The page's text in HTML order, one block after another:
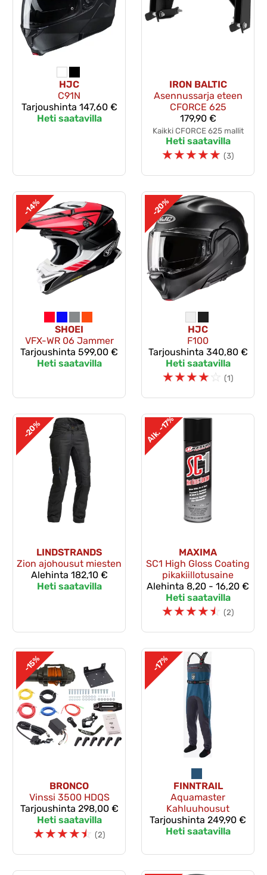
HJC
C91N
Tarjoushinta 147,60 €
Heti saatavilla
IRON BALTIC
Asennussarja eteen
CFORCE 625
179,90 €
Kaikki CFORCE 625 mallit
Heti saatavilla
☆☆☆☆☆ (3)
-14%
SHOEI
VFX-WR 06 Jammer
Tarjoushinta 599,00 €
Heti saatavilla
-20%
HJC
F100
Tarjoushinta 340,80 €
Heti saatavilla
☆☆☆☆☆ (1)
-20%
LINDSTRANDS
Zion ajohousut miesten
Alehinta 182,10 €
Heti saatavilla
Alk. -17%
MAXIMA
SC1 High Gloss Coating
pikakiillotusaine
Alehinta 8,20 - 16,20 €
Heti saatavilla
☆☆☆☆☆ (2)
-15%
BRONCO
Vinssi 3500 HDQS
Tarjoushinta 298,00 €
Heti saatavilla
☆☆☆☆☆ (2)
-17%
FINNTRAIL
Aquamaster
Kahluuhousut
Tarjoushinta 249,90 €
Heti saatavilla